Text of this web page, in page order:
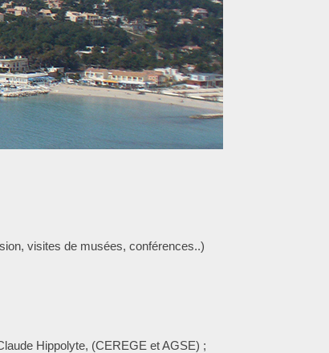
visites de musées, conférences..)
Hippolyte, (CEREGE et AGSE) ;